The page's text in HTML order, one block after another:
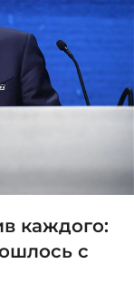
каждого:
с